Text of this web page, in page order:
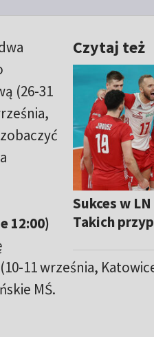
Czytaj też
Sukces w
Takich
(26-31
12:00)
11 września,
MŚ.